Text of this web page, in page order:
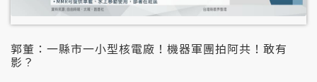
郭董：一縣市一小型核電廠！機器軍團拍阿共！敢有
影？